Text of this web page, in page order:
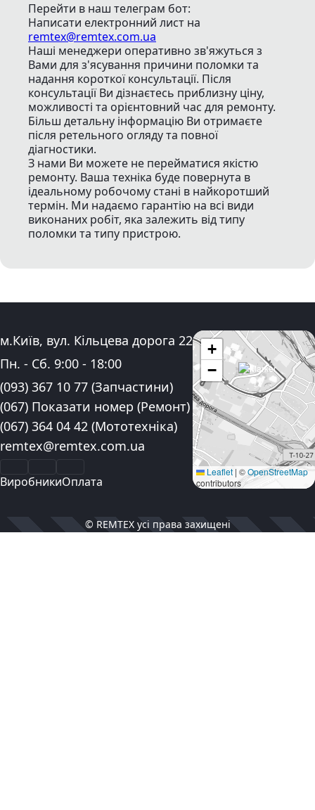
Перейти в наш телеграм бот:
Написати електронний лист на
remtex@remtex.com.ua
Наші менеджери оперативно зв'яжуться з
Вами для з'ясування причини поломки та
надання короткої консультації. Після
консультації Ви дізнаєтесь приблизну ціну,
можливості та орієнтовний час для ремонту.
Більш детальну інформацію Ви отримаєте
після ретельного огляду та повної
діагностики.
З нами Ви можете не перейматися якістю
ремонту. Ваша техніка буде повернута в
ідеальному робочому стані в найкоротший
термін. Ми надаємо гарантію на всі види
виконаних робіт, яка залежить від типу
поломки та типу пристрою.
Адреса:
м.Київ, вул. Кільцева дорога 22
Графік роботи:
Пн. - Сб. 9:00 - 18:00
Контактні номера телефону:
(093) 367 10 77 (Запчастини)
(067) Показати номер (Ремонт)
(067) 364 04 42 (Мототехніка)
Електронна пошта:
remtex@remtex.com.ua
ВиробникиОплата
+
−
Leaflet | ©OpenStreetMap
contributors
© REMTEX усі права захищені